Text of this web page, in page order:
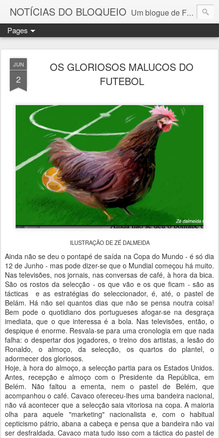
NOTÍCIAS DO BLOQUEIO Um blogue de Fernando Paulouro Neves
Pages
JUN
2
OS GLORIOSOS MALUCOS DO
FUTEBOL
ILUSTRAÇÃO DE ZÉ DALMEIDA
Ainda não se deu o pontapé de saída na Copa do Mundo - é só dia
12 de Junho - mas pode dizer-se que o Mundial começou há muito.
Nas televisões, nos jornais, nas conversas de café, à hora da bica.
São os rostos da selecção - os que vão e os que ficam - são as
tácticas e as estratégias do seleccionador, é, até, o pastel de
Belám. Há não sei quantos dias que não se pensa noutra coisa!
Bem pode o quotidiano dos portugueses afogar-se na desgraça
imediata, que o que interessa é a bola. Nas televisões, então, o
despique é enorme. Resvala-se para uma cronologia em que nada
falha: o despertar dos jogadores, o treino dos artistas, a lesão do
Ronaldo, o almoço, da selecção, os quartos do plantel, o
adormecer dos gloriosos.
Hoje, à hora do almoço, a selecção partia para os Estados Unidos.
Antes, recepção e almoço com o Presidente da República, em
Belém. Não faltou a ementa, nem o pastel de Belém, que
acompanhou o café. Cavaco ofereceu-lhes uma bandeira nacional,
não vá acontecer que a selecção saia vitoriosa na copa. A maioria
olha para aquele "marketing" nacionalista e, com o habitual
cepticismo pátrio, abana a cabeça e pensa que a bandeira não vai
ser desfraldada. Cavaco mata tudo isso com a táctica do pastel de